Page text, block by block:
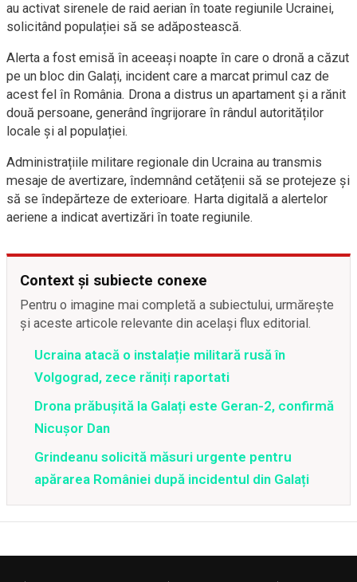
au activat sirenele de raid aerian în toate regiunile Ucrainei,
solicitând populației să se adăpostească.
Alerta a fost emisă în aceeași noapte în care o dronă a căzut
pe un bloc din Galați, incident care a marcat primul caz de
acest fel în România. Drona a distrus un apartament și a rănit
două persoane, generând îngrijorare în rândul autorităților
locale și al populației.
Administrațiile militare regionale din Ucraina au transmis
mesaje de avertizare, îndemnând cetățenii să se protejeze și
să se îndepărteze de exterioare. Harta digitală a alertelor
aeriene a indicat avertizări în toate regiunile.
Context și subiecte conexe
Pentru o imagine mai completă a subiectului, urmărește
și aceste articole relevante din același flux editorial.
Ucraina atacă o instalație militară rusă în
Volgograd, zece răniți raportati
Drona prăbușită la Galați este Geran-2, confirmă
Nicușor Dan
Grindeanu solicită măsuri urgente pentru
apărarea României după incidentul din Galați